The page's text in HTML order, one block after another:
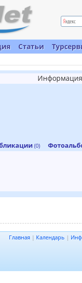
Статьи
Информация
(0)
Главная | Календарь |